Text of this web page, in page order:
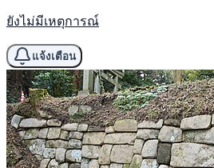
ยังไม่มีเหตุการณ์
แจ้งเตือน